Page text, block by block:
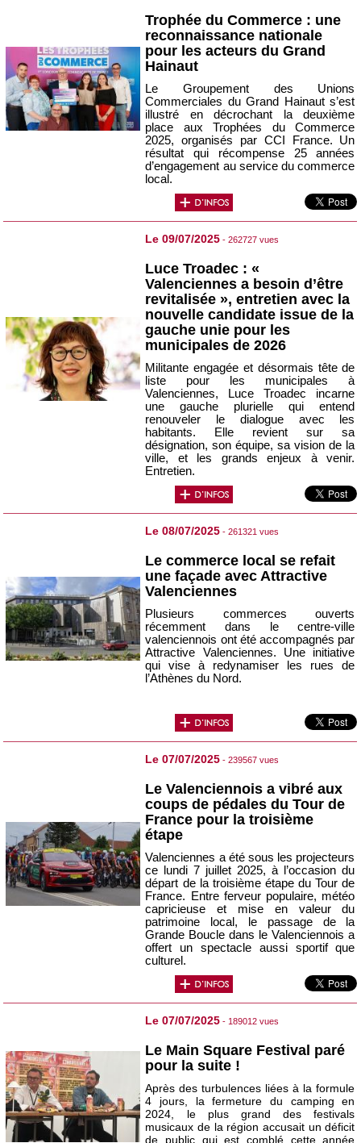
Trophée du Commerce : une
reconnaissance nationale
pour les acteurs du Grand
Hainaut
Le Groupement des Unions
Commerciales du Grand Hainaut s’est
illustré en décrochant la deuxième
place aux Trophées du Commerce
2025, organisés par CCI France. Un
résultat qui récompense 25 années
d’engagement au service du commerce
local.
Le 09/07/2025 - 262727 vues
Luce Troadec : «
Valenciennes a besoin d’être
revitalisée », entretien avec la
nouvelle candidate issue de la
gauche unie pour les
municipales de 2026
Militante engagée et désormais tête de
liste pour les municipales à
Valenciennes, Luce Troadec incarne
une gauche plurielle qui entend
renouveler le dialogue avec les
habitants. Elle revient sur sa
désignation, son équipe, sa vision de la
ville, et les grands enjeux à venir.
Entretien.
Le 08/07/2025 - 261321 vues
Le commerce local se refait
une façade avec Attractive
Valenciennes
Plusieurs commerces ouverts
récemment dans le centre-ville
valenciennois ont été accompagnés par
Attractive Valenciennes. Une initiative
qui vise à redynamiser les rues de
l’Athènes du Nord.
Le 07/07/2025 - 239567 vues
Le Valenciennois a vibré aux
coups de pédales du Tour de
France pour la troisième
étape
Valenciennes a été sous les projecteurs
ce lundi 7 juillet 2025, à l’occasion du
départ de la troisième étape du Tour de
France. Entre ferveur populaire, météo
capricieuse et mise en valeur du
patrimoine local, le passage de la
Grande Boucle dans le Valenciennois a
offert un spectacle aussi sportif que
culturel.
Le 07/07/2025 - 189012 vues
Le Main Square Festival paré
pour la suite !
Après des turbulences liées à la formule
4 jours, la fermeture du camping en
2024, le plus grand des festivals
musicaux de la région accusait un déficit
de public qui est comblé cette année